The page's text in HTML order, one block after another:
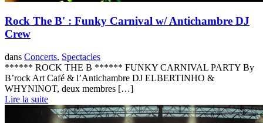
Rock The B' : Funky Carnival w/ Antichambre DJ
Crew
dans Concerts, Spectacles
****** ROCK THE B ****** FUNKY CARNIVAL PARTY By
B’rock Art Café & l’Antichambre DJ ELBERTINHO &
WHYNINOT, deux membres […]
Lire la suite